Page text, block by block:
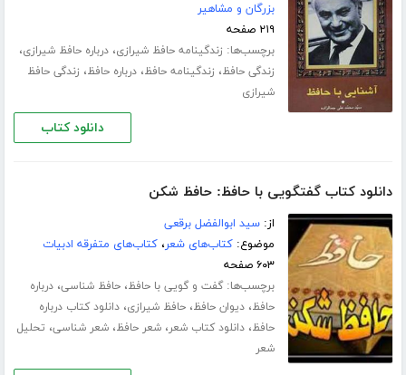
بزرگان و مشاهیر
۲۱۹ صفحه
برچسب‌ها: زندگینامه حافظ شیرازی،درباره حافظ شیرازی،
زندگی حافظ، زندگینامه حافظ،درباره حافظ، زندگی حافظ
شیرازی
دانلود کتاب
دانلود کتاب گفتگویی با حافظ: حافظ شکن
از:سید ابوالفضل برقعی
موضوع:کتاب‌های شعر،کتاب‌های متفرقه ادبیات
۶۰۳ صفحه
برچسب‌ها:گفت و گویی با حافظ،حافظ شناسی،درباره
حافظ،دیوان حافظ،حافظ شیرازی،دانلود کتاب درباره
حافظ،دانلود کتاب شعر،شعر حافظ،شعر شناسی، تحلیل
شعر